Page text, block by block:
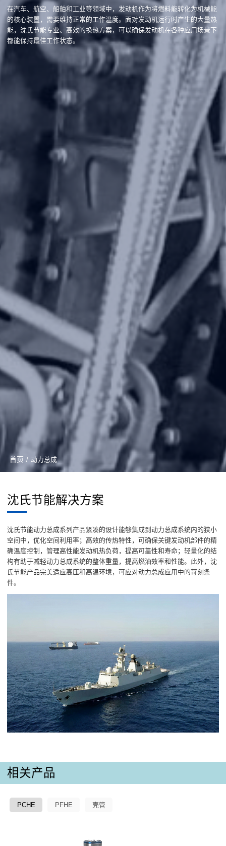
在汽车、航空、船舶和工业等领域中，发动机作为将燃料能转化为机械能
的核心装置，需要维持正常的工作温度。面对发动机运行时产生的大量热
能，沈氏节能专业、高效的换热方案，可以确保发动机在各种应用场景下
都能保持最佳工作状态。
首页 / 动力总成
沈氏节能解决方案
沈氏节能动力总成系列产品紧凑的设计能够集成到动力总成系统内的狭小
空间中，优化空间利用率；高效的传热特性，可确保关键发动机部件的精
确温度控制，管理高性能发动机热负荷，提高可靠性和寿命；轻量化的结
构有助于减轻动力总成系统的整体重量，提高燃油效率和性能。此外，沈
氏节能产品完美适应高压和高温环境，可应对动力总成应用中的苛刻条
件。
相关产品
PCHE PFHE 壳管